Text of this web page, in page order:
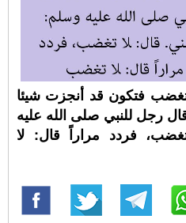
فتكون قد أنجزت شيئا
رجل للنبي صلى الله عليه
فردد مراراً قال: لا